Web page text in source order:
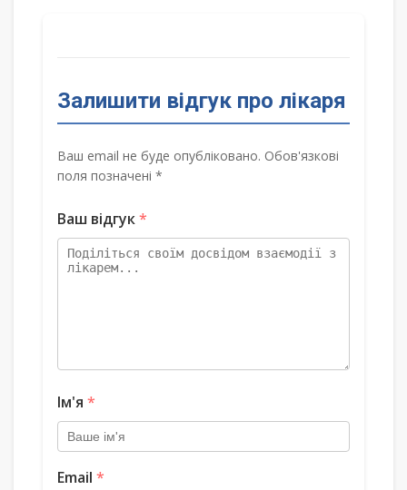
Залишити відгук про лікаря
Ваш email не буде опубліковано. Обов'язкові
поля позначені *
Ваш відгук*
Ім'я *
Email *